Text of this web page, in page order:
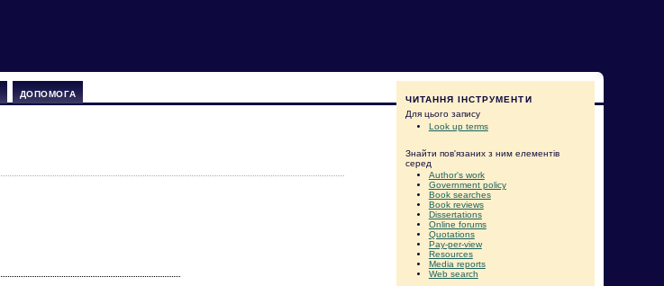
ЧИТАННЯ ІНСТРУМЕНТИ
Для цього запису
Look up terms
Знайти пов'язаних з ним елементів
серед
Author's work
Government policy
Book searches
Book reviews
Dissertations
Online forums
Quotations
Pay-per-view
Resources
Media reports
Web search
ДОПОМОГА